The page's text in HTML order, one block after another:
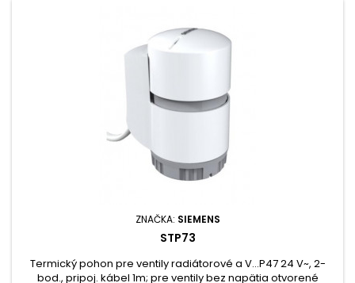
ZNAČKA: SIEMENS
STP73
Termický pohon pre ventily radiátorové a V...P47 24 V~, 2-
bod., pripoj. kábel 1m; pre ventily bez napätia otvorené